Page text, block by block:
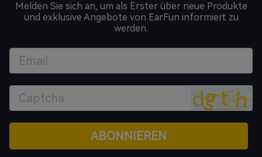
Melden Sie sich an, um als Erster über neue Produkte
und exklusive Angebote von EarFun informiert zu
werden.
ABONNIEREN